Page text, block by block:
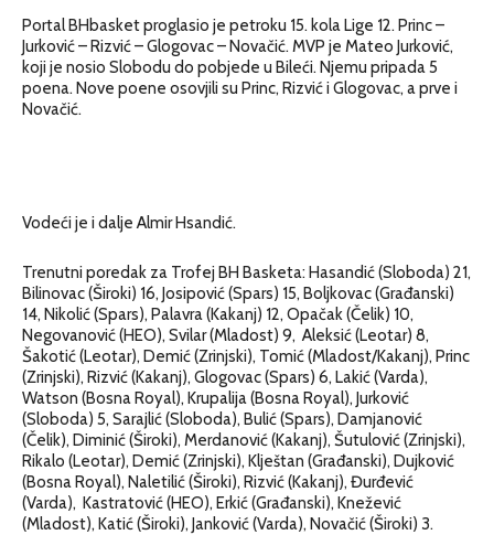
Portal BHbasket proglasio je petroku 15. kola Lige 12. Princ –
Jurković – Rizvić – Glogovac – Novačić. MVP je Mateo Jurković,
koji je nosio Slobodu do pobjede u Bileći. Njemu pripada 5
poena. Nove poene osovjili su Princ, Rizvić i Glogovac, a prve i
Novačić.
Vodeći je i dalje Almir Hsandić.
Trenutni poredak za Trofej BH Basketa: Hasandić (Sloboda) 21,
Bilinovac (Široki) 16, Josipović (Spars) 15, Boljkovac (Građanski)
14, Nikolić (Spars), Palavra (Kakanj) 12, Opačak (Čelik) 10,
Negovanović (HEO), Svilar (Mladost) 9, Aleksić (Leotar) 8,
Šakotić (Leotar), Demić (Zrinjski), Tomić (Mladost/Kakanj), Princ
(Zrinjski), Rizvić (Kakanj), Glogovac (Spars) 6, Lakić (Varda),
Watson (Bosna Royal), Krupalija (Bosna Royal), Jurković
(Sloboda) 5, Sarajlić (Sloboda), Bulić (Spars), Damjanović
(Čelik), Diminić (Široki), Merdanović (Kakanj), Šutulović (Zrinjski),
Rikalo (Leotar), Demić (Zrinjski), Klještan (Građanski), Dujković
(Bosna Royal), Naletilić (Široki), Rizvić (Kakanj), Đurđević
(Varda), Kastratović (HEO), Erkić (Građanski), Knežević
(Mladost), Katić (Široki), Janković (Varda), Novačić (Široki) 3.